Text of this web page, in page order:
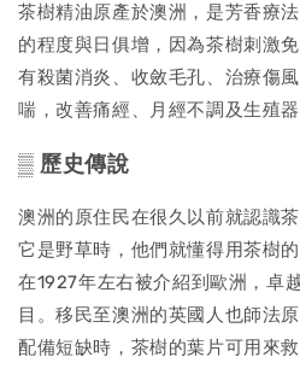
茶樹精油原產於澳洲，是芳香療
的程度與日俱增，因為茶樹刺激
有殺菌消炎、收斂毛孔、治療傷
喘，改善痛經、月經不調及生殖器
▒ 歷史傳說
澳洲的原住民在很久以前就認識
它是野草時，他們就懂得用茶樹
在1927年左右被介紹到歐洲，卓
目。移民至澳洲的英國人也師法
配備短缺時，茶樹的葉片可用來救